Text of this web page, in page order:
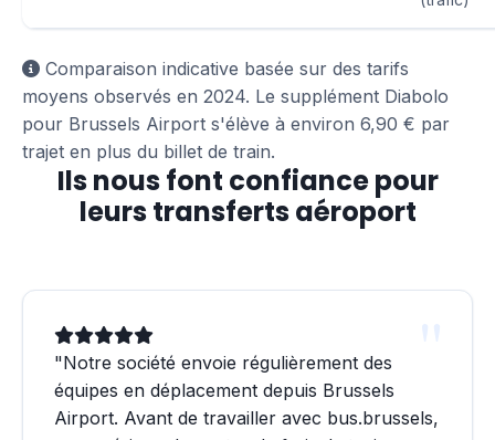
Comparaison indicative basée sur des tarifs
moyens observés en 2024. Le supplément Diabolo
pour Brussels Airport s'élève à environ 6,90 € par
trajet en plus du billet de train.
Ils nous font confiance pour
leurs transferts aéroport
"Notre société envoie régulièrement des
équipes en déplacement depuis Brussels
Airport. Avant de travailler avec bus.brussels,